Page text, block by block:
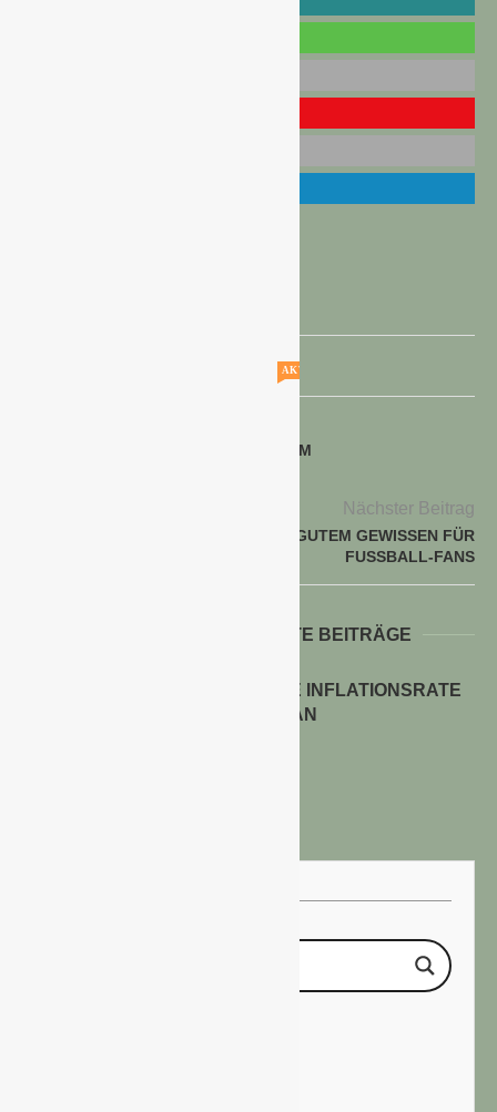
LANDGARD PRESSEKONFERENZ ZUM
Nächster Beitrag
LECKERE SNACKS MIT GUTEM GEWISSEN FÜR
FUSSBALL-FANS
WEITERE INTERESSANTE BEITRÄGE
ENERGIEPREISE TREIBEN DIE INFLATIONSRATE
IM JULI 2026 AN
AKTUELLE STELLENANGEBOTE!!!